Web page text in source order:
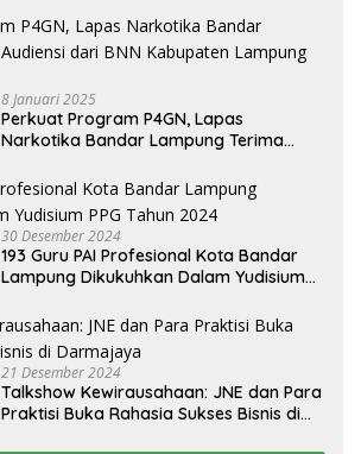
8 Januari 2025
Perkuat Program P4GN, Lapas
Narkotika Bandar Lampung Terima
Selatan
30 Desember 2024
193 Guru PAI Profesional Kota Bandar
Lampung Dikukuhkan Dalam Yudisium
21 Desember 2024
Talkshow Kewirausahaan: JNE dan Para
Praktisi Buka Rahasia Sukses Bisnis di